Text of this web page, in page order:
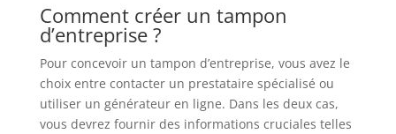
Comment créer un tampon
d’entreprise ?
Pour concevoir un tampon d’entreprise, vous avez le
choix entre contacter un prestataire spécialisé ou
utiliser un générateur en ligne. Dans les deux cas,
vous devrez fournir des informations cruciales telles